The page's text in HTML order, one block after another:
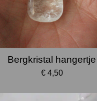
Bergkristal hangertje
€ 4,50